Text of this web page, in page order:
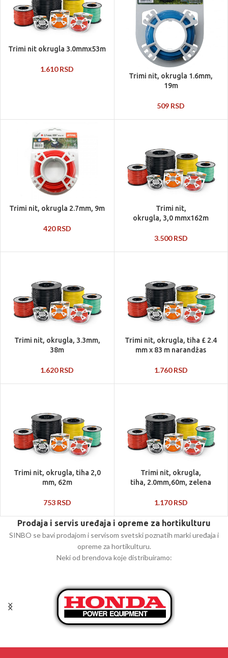
Trimi nit okrugla 3.0mmx53m
1.610RSD
Trimi nit, okrugla 1.6mm,
19m
509 RSD
Trimi nit, okrugla 2.7mm, 9m
420RSD
Trimi nit,
okrugla, 3,0 mmx162m
3.500RSD
Trimi nit, okrugla, 3.3mm,
38m
1.620RSD
Trimi nit, okrugla, tiha £ 2.4
mm x 83 m narandžas
1.760RSD
Trimi nit, okrugla, tiha 2,0
mm, 62m
753 RSD
Trimi nit, okrugla,
tiha, 2.0mm,60m, zelena
1.170RSD
Prodaja i servis uređaja i opreme za hortikulturu
SINBO se bavi prodajom i servisom svetski poznatih marki uređaja i
opreme za hortikulturu.
Neki od brendova koje distribuiramo: